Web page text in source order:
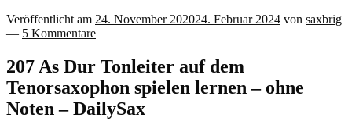
Veröffentlicht am 24. November 202024. Februar 2024 von saxbrig
— 5 Kommentare
207 As Dur Tonleiter auf dem
Tenorsaxophon spielen lernen – ohne
Noten – DailySax